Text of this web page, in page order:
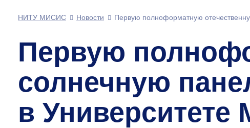
НИТУ МИСИС
Новости Первую полноформатную
Первую
солнечную
в